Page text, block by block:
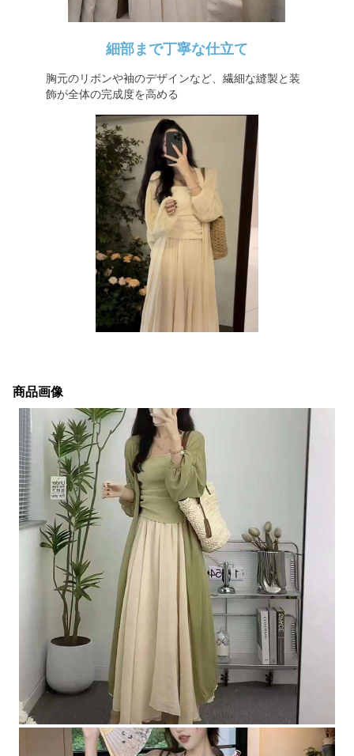
細部まで丁寧な仕立て
胸元のリボンや袖のデザインなど、繊細な縫製と装
飾が全体の完成度を高める
商品画像